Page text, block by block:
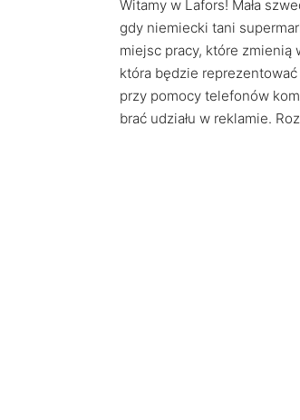
Witamy w Lafors! Mała
gdy niemiecki tani
miejsc pracy, które zmienią
która będzie
przy pomocy telefonów
brać udziału w reklamie.